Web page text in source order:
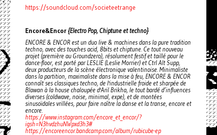
https://soundcloud.com/societeetrange
Encore&Encor{Electro Pop, Chiptune et techno}
ENCORE & ENCOR est un duo live & machines dans la pure tradition
techno, avec des touches acid, 8bits et chiptune. Ce tout nouveau
projet (première au Groundzero), résolument festif et taillé pour le
dance-floor, est porté par LESLIE (Leslie Morrier) et Ctrl Alt Supp,
deux producteurs de la scène électronique valentinoise. Minimaliste
dans la partition, maximaliste dans la mise à feu, ENCORE & ENCOR
connaît ses classiques techno, de l'industrielle froide et sharpée de
Blawan à la house chaloupée d'Aril Brikha, le tout bardé d’influences
diverses (coldwave, noise, minimal, expe), et de montées
sinusoïdales vrillées, pour faire naître la danse et la transe, encore et
encore.
https://www.instagram.com/encore_et_encor/?
igsh=N3hvdzhuNWpxd3h3#
https://encoreencor.bandcamp.com/album/rubicube-ep